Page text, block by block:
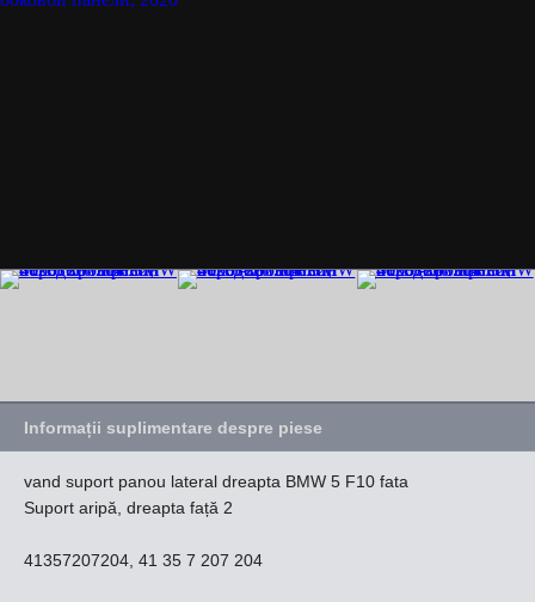
Informații suplimentare despre piese
vand suport panou lateral dreapta BMW 5 F10 fata
Suport aripă, dreapta față 2
41357207204, 41 35 7 207 204